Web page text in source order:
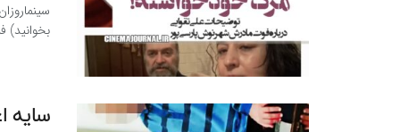
بخوانید)
سایه